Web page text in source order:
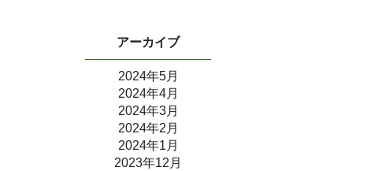
アーカイブ
2024年5月
2024年4月
2024年3月
2024年2月
2024年1月
2023年12月